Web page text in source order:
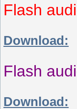
Flash
Download:
Flash
Download: